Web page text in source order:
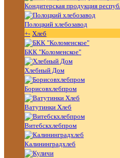
Кондитерская продукция
Полоцкий хлебозавод
+- Хлеб
БКК "Коломенское"
Хлебный Дом
Борисовхлебпром
Ватутинки Хлеб
Витебскхлебпром
Калининградхлеб